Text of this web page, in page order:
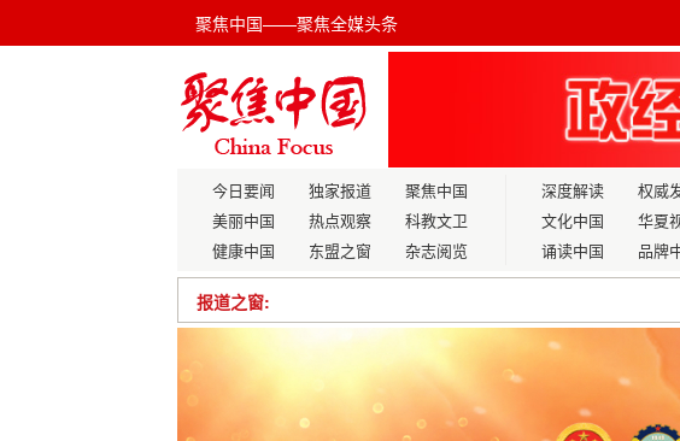
聚焦中国——聚焦全媒头条
今日要闻 独家报道
聚焦中国
美丽中国
热点观察
科教文卫
健康中国
东盟之窗 杂志阅览
深度解读 权威
文化中国
华夏
诵读中国
品牌
报道之窗:
驼铃声响处 春潮暖征途 ——从朝阳站出发，2025年春季
河南省南阳市人大常委会党组副书记、副主任高贤信接受